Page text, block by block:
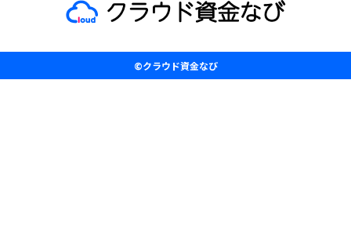
©クラウド資金なび